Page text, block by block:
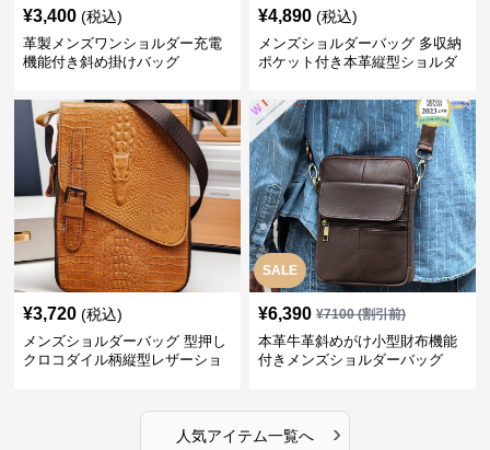
¥3,400 (税込)
革製メンズワンショルダー充電
機能付き斜め掛けバッグ
¥4,890 (税込)
メンズショルダーバッグ 多収納
ポケット付き本革縦型ショルダ
¥3,720 (税込)
メンズショルダーバッグ 型押し
クロコダイル柄縦型レザーショ
SALE
¥6,390 ¥7100(割引前)
本革牛革斜めがけ小型財布機能
付きメンズショルダーバッグ
人気アイテム一覧へ ›